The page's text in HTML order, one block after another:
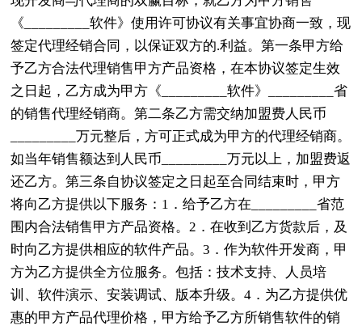
《_________软件》使用许可协议有关事宜协商一致，现
签定代理经销合同，以保证双方的.利益。第一条甲方给
予乙方合法代理销售甲方产品资格，在本协议签定生效
之日起，乙方成为甲方《_________软件》_________省
的销售代理经销商。第二条乙方需交纳加盟费人民币
_________万元整后，方可正式成为甲方的代理经销商。
如当年销售额达到人民币_________万元以上，加盟费返
还乙方。第三条自协议签定之日起至合同结束时，甲方
将向乙方提供以下服务：1．给予乙方在_________省范
围内合法销售甲方产品资格。2．在收到乙方货款后，及
时向乙方提供相应的软件产品。3．作为软件开发商，甲
方为乙方提供全方位服务。包括：技术支持、人员培
训、软件演示、安装调试、版本升级。4．为乙方提供优
惠的甲方产品代理价格，甲方给予乙方所销售软件的销